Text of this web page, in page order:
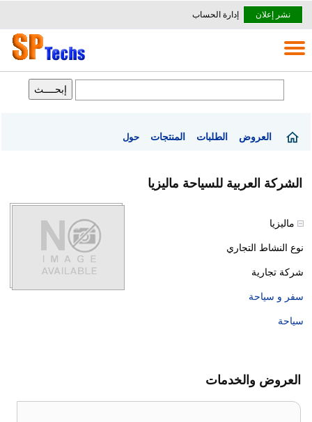
نشر إعلان إدارة الحساب
العروض الطلبات المنتجات حول
الشركة العربية للسياحة ماليزيا
ماليزيا‏
نوع النشاط التجاري
شركة تجارية
سفر و سياحة
سياحة
العروض والخدمات